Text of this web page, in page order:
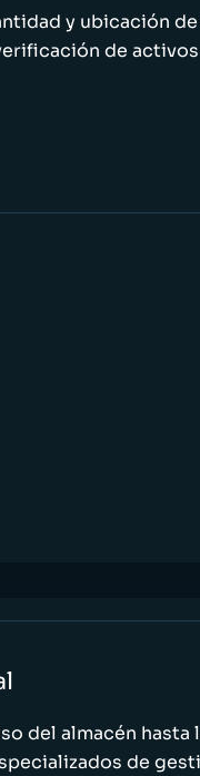
y ubicación
de
del almacén
de